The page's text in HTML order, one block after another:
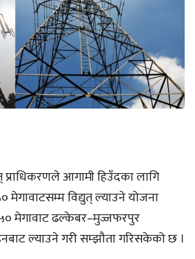
प्राधिकरणले आगामी हिउँदका लागि
विद्युत् ल्याउने योजना
मेगावाट ढल्केबर–मुज्जफरपुर
ल्याउने गरी सम्झौता गरिसकेको छ ।